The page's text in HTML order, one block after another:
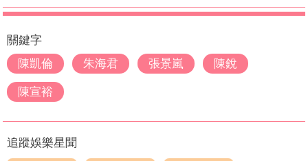
關鍵字
陳凱倫
朱海君 張景嵐 陳銳
陳宣裕
追蹤娛樂星聞